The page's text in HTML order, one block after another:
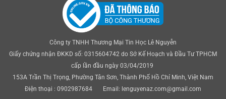
Công ty TNHH Thương Mại Tin Học Lê Nguyễn
Giấy chứng nhận ĐKKD số: 0315604742 do Sở Kế Hoạch và Đầu Tư TPHCM
cấp lần đầu ngày 03/04/2019
153A Trần Thị Trọng, Phường Tân Sơn, Thành Phố Hồ Chí Minh, Việt Nam
Điện thoại : 0902987684 Email: lenguyenaz.com@gmail.com